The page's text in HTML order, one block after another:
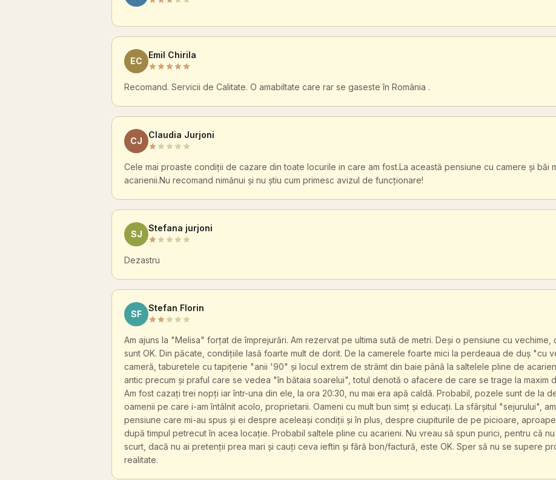
EC
Emil Chirila
Recomand. Servicii de Calitate. O amabiltate care rar se gaseste în România .
CJ
Claudia Jurjoni
Cele mai proaste condiții de cazare din toate locurile in care am fost.La această pensiune cu camere și băi
acarienii.Nu recomand nimănui și nu știu cum primesc avizul de funcționare!
SJ
Stefana jurjoni
Dezastru
SF
Stefan Florin
Am ajuns la "Melisa" forțat de împrejurări. Am rezervat pe ultima sută de metri. Deși o pensiune cu vechime,
sunt OK. Din păcate, condițiile lasă foarte mult de dorit. De la camerele foarte mici la perdeaua de duș "cu
cameră, taburetele cu tapițerie "anii '90" și locul extrem de strâmt din baie până la saltelele pline de
antic precum și praful care se vedea "în bătaia soarelui", totul denotă o afacere de care se trage la maxim
Am fost cazați trei nopți iar într-una din ele, la ora 20:30, nu mai era apă caldă. Probabil, pozele sunt de la
oamenii pe care i-am întâlnit acolo, proprietarii. Oameni cu mult bun simț și educați. La sfârșitul "sejurului",
pensiune care mi-au spus și ei despre aceleași condiții și în plus, despre ciupiturile de pe picioare,
după timpul petrecut în acea locație. Probabil saltele pline cu acarieni. Nu vreau să spun purici, pentru că nu
scurt, dacă nu ai pretenții prea mari și cauți ceva ieftin și fără bon/factură, este OK. Sper să nu se supere
realitate.